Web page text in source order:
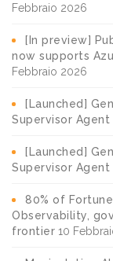
Febbraio 2026
[In preview]
now supports
Febbraio 2026
[Launched]
Supervisor Agent
[Launched]
Supervisor Agent
80% of
Observability,
frontier 10